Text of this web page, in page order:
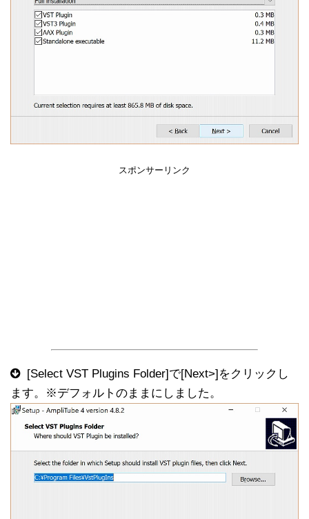
スポンサーリンク
[Select VST Plugins Folder]で[Next>]をクリックし
ます。※デフォルトのままにしました。